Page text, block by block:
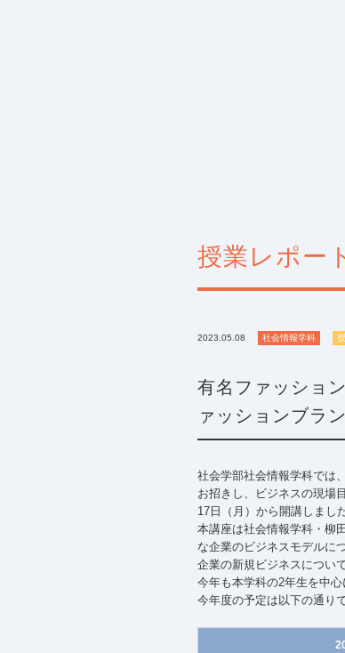
授業レポー
2023.05.08 社会情報学科
有名ファッショ
ァッションブラ
社会学部社会情報学科では
お招きし、ビジネスの現場
17日（月）から開講しました
本講座は社会情報学科・柳
な企業のビジネスモデルに
企業の新規ビジネスについ
今年も本学科の2年生を中心
今年度の予定は以下の通りで